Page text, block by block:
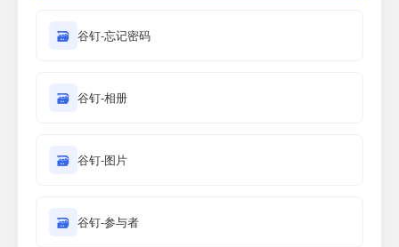
🗃 谷钉-忘记密码
🗃 谷钉-相册
🗃 谷钉-图片
🗃 谷钉-参与者